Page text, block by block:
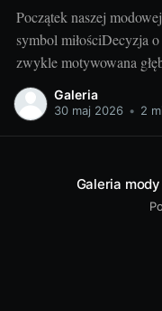
Początek naszej
symbol miłościDecyzja
zwykle motywowana
biżuteria często pełni
ale także wyraża nasze
Galeria
30 maj 2026 • 2
Galeria